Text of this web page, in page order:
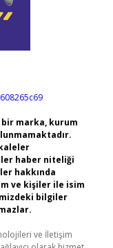
marka, kurum
haber niteliği
hakkında
ve kişiler ile isim
bilgiler
ve İletişim